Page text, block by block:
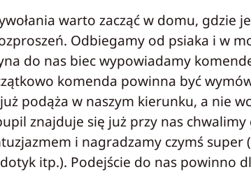
warto zacząć w domu, gdzie
Odbiegamy od psiaka i w
do nas biec wypowiadamy
komenda powinna być
podąża w naszym kierunku, a nie
znajduje się już przy nas chwalimy
i nagradzamy czymś super
dotyk itp.). Podejście do nas powinno